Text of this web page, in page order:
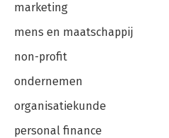
marketing
mens en maatschappij
non-profit
ondernemen
organisatiekunde
personal finance